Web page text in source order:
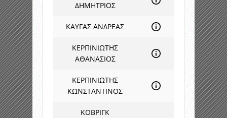
ΔΗΜΗΤΡΙΟΣ
ΚΑΥΓΑΣ ΑΝΔΡΕΑΣ
ΚΕΡΠΙΝΙΩΤΗΣ
ΑΘΑΝΑΣΙΟΣ
ΚΕΡΠΙΝΙΩΤΗΣ
ΚΩΝΣΤΑΝΤΙΝΟΣ
ΚΟΒΡΙΓΚ